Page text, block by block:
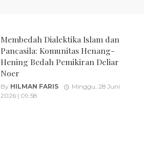
Membedah Dialektika Islam dan
Pancasila: Komunitas Henang-
Hening Bedah Pemikiran Deliar
Noer
By HILMAN FARIS
Minggu, 28 Juni
2026 | 09:58